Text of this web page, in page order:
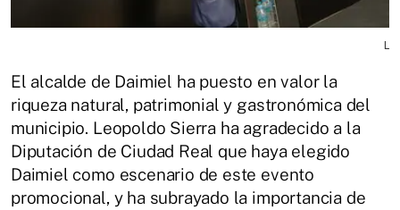
L
El alcalde de Daimiel ha puesto en valor la
riqueza natural, patrimonial y gastronómica del
municipio. Leopoldo Sierra ha agradecido a la
Diputación de Ciudad Real que haya elegido
Daimiel como escenario de este evento
promocional, y ha subrayado la importancia de